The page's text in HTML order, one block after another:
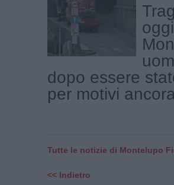
dopo essere
per motivi
Tutte le notizie di Montelupo
<< Indietro